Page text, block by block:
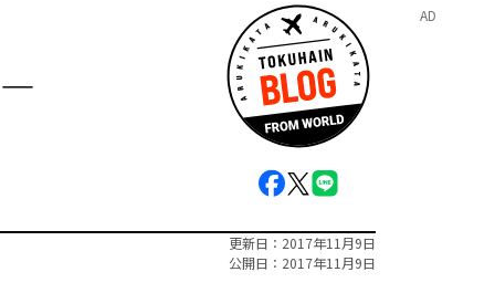
―
更新日
2017年11月9日
公開日
2017年11月9日
AD